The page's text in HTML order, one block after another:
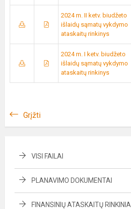
2024 m. II ketv. biudžeto
išlaidų sąmatų vykdymo
ataskaitų rinkinys
2024 m. I ketv. biudžeto
išlaidų sąmatų vykdymo
ataskaitų rinkinys
Grįžti
VISI FAILAI
PLANAVIMO DOKUMENTAI
FINANSINIŲ ATASKAITŲ RINKINIAI